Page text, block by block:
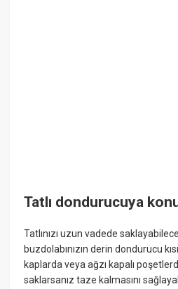
Tatlı dondurucuya
Tatlınızı uzun vadede
buzdolabınızın derin dondurucu
kaplarda veya ağzı kapalı
saklarsanız taze kalmasını